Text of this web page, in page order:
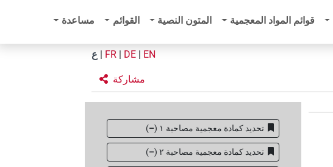
قوائم المواد المعجمية المتون النصية القوائم مساعدة
EN
DE
FR ع
مشاركة
تحديد كمادة معجمية مصاحبة ١ –
)
تحديد كمادة معجمية مصاحبة ٢ –
)